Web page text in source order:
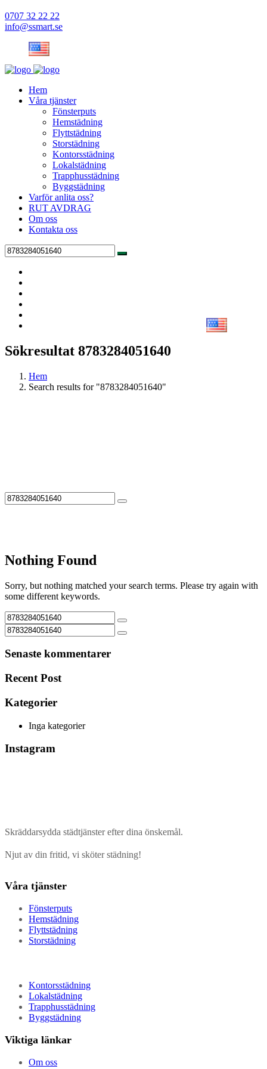
0707 32 22 22
info@ssmart.se
Hem
Våra tjänster
Fönsterputs
Hemstädning
Flyttstädning
Storstädning
Kontorsstädning
Lokalstädning
Trapphusstädning
Byggstädning
Varför anlita oss?
RUT AVDRAG
Om oss
Kontakta oss
Sökresultat 8783284051640
Hem
Search results for "8783284051640"
Nothing Found
Sorry, but nothing matched your search terms. Please try again with
some different keywords.
Senaste kommentarer
Recent Post
Kategorier
Inga kategorier
Instagram
Skräddarsydda städtjänster efter dina önskemål.
Njut av din fritid, vi sköter städning!
Våra tjänster
Fönsterputs
Hemstädning
Flyttstädning
Storstädning
Kontorsstädning
Lokalstädning
Trapphusstädning
Byggstädning
Viktiga länkar
Om oss